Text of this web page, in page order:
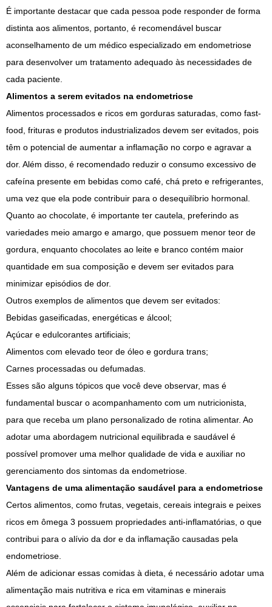
É importante destacar que cada pessoa pode responder de forma
distinta aos alimentos, portanto, é recomendável buscar
aconselhamento de um médico especializado em endometriose
para desenvolver um tratamento adequado às necessidades de
cada paciente.
Alimentos a serem evitados na endometriose
Alimentos processados e ricos em gorduras saturadas, como fast-
food, frituras e produtos industrializados devem ser evitados, pois
têm o potencial de aumentar a inflamação no corpo e agravar a
dor. Além disso, é recomendado reduzir o consumo excessivo de
cafeína presente em bebidas como café, chá preto e refrigerantes,
uma vez que ela pode contribuir para o desequilíbrio hormonal.
Quanto ao chocolate, é importante ter cautela, preferindo as
variedades meio amargo e amargo, que possuem menor teor de
gordura, enquanto chocolates ao leite e branco contém maior
quantidade em sua composição e devem ser evitados para
minimizar episódios de dor.
Outros exemplos de alimentos que devem ser evitados:
Bebidas gaseificadas, energéticas e álcool;
Açúcar e edulcorantes artificiais;
Alimentos com elevado teor de óleo e gordura trans;
Carnes processadas ou defumadas.
Esses são alguns tópicos que você deve observar, mas é
fundamental buscar o acompanhamento com um nutricionista,
para que receba um plano personalizado de rotina alimentar. Ao
adotar uma abordagem nutricional equilibrada e saudável é
possível promover uma melhor qualidade de vida e auxiliar no
gerenciamento dos sintomas da endometriose.
Vantagens de uma alimentação saudável para a endometriose
Certos alimentos, como frutas, vegetais, cereais integrais e peixes
ricos em ômega 3 possuem propriedades anti-inflamatórias, o que
contribui para o alívio da dor e da inflamação causadas pela
endometriose.
Além de adicionar essas comidas à dieta, é necessário adotar uma
alimentação mais nutritiva e rica em vitaminas e minerais